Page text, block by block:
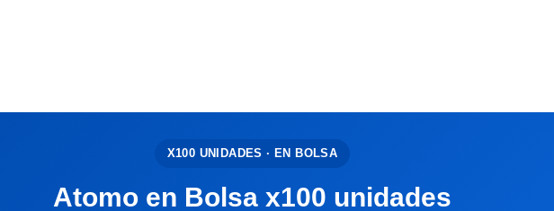
X100 UNIDADES · EN BOLSA
Atomo en Bolsa x100 unidades